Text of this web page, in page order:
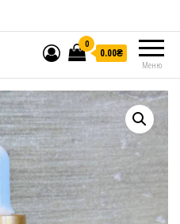
Меню
0
0.00₴